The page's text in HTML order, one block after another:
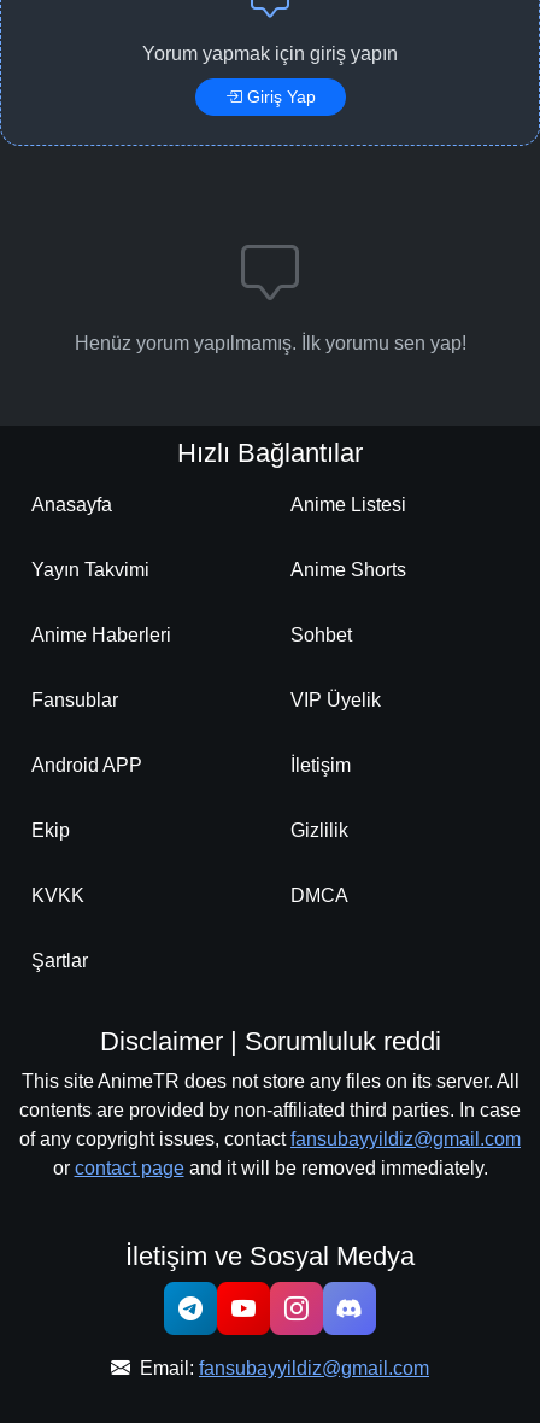
Yorum yapmak için giriş yapın
Giriş Yap
Henüz yorum yapılmamış. İlk yorumu sen yap!
Hızlı Bağlantılar
Anasayfa Anime Listesi
Yayın Takvimi Anime Shorts
Anime Haberleri Sohbet
Fansublar VIP Üyelik
Android APP İletişim
Ekip Gizlilik
KVKK DMCA
Şartlar
Disclaimer | Sorumluluk reddi
This site AnimeTR does not store any files on its server. All
contents are provided by non-affiliated third parties. In case
of any copyright issues, contactfansubayyildiz@gmail.com
or contact pageand it will be removed immediately.
İletişim ve Sosyal Medya
Email: fansubayyildiz@gmail.com